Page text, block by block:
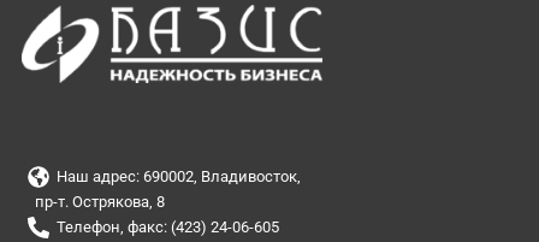
Наш адрес: 690002, Владивосток,
пр-т. Острякова, 8
Телефон, факс: (423) 24-06-605